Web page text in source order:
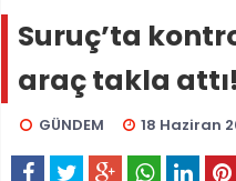
Suruç’ta
araç takla attı!
GÜNDEM 18 Haziran